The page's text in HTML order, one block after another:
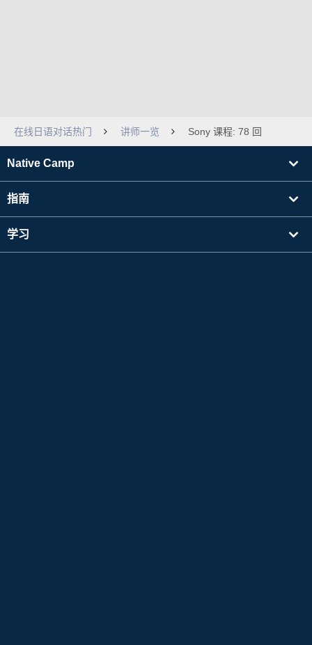
在线日语对话热门 讲师一览 Sony 课程: 78 回
Native Camp
指南
学习